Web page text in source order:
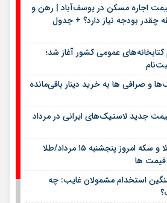
اجاره مسکن در یوسف‌آباد | رهن و
چقدر بودجه نیاز دارد؟ + جدول
عمومی کشور آغاز شد؛
و صرافی ها به خرید دینار باقی‌مانده
جدید لاستیک‌های ایرانی در مرداد
قیمت طلا و سکه امروز پنجشنبه ۱۵ مرداد/طلا
ها
استخدام مشمولان غایب: چه